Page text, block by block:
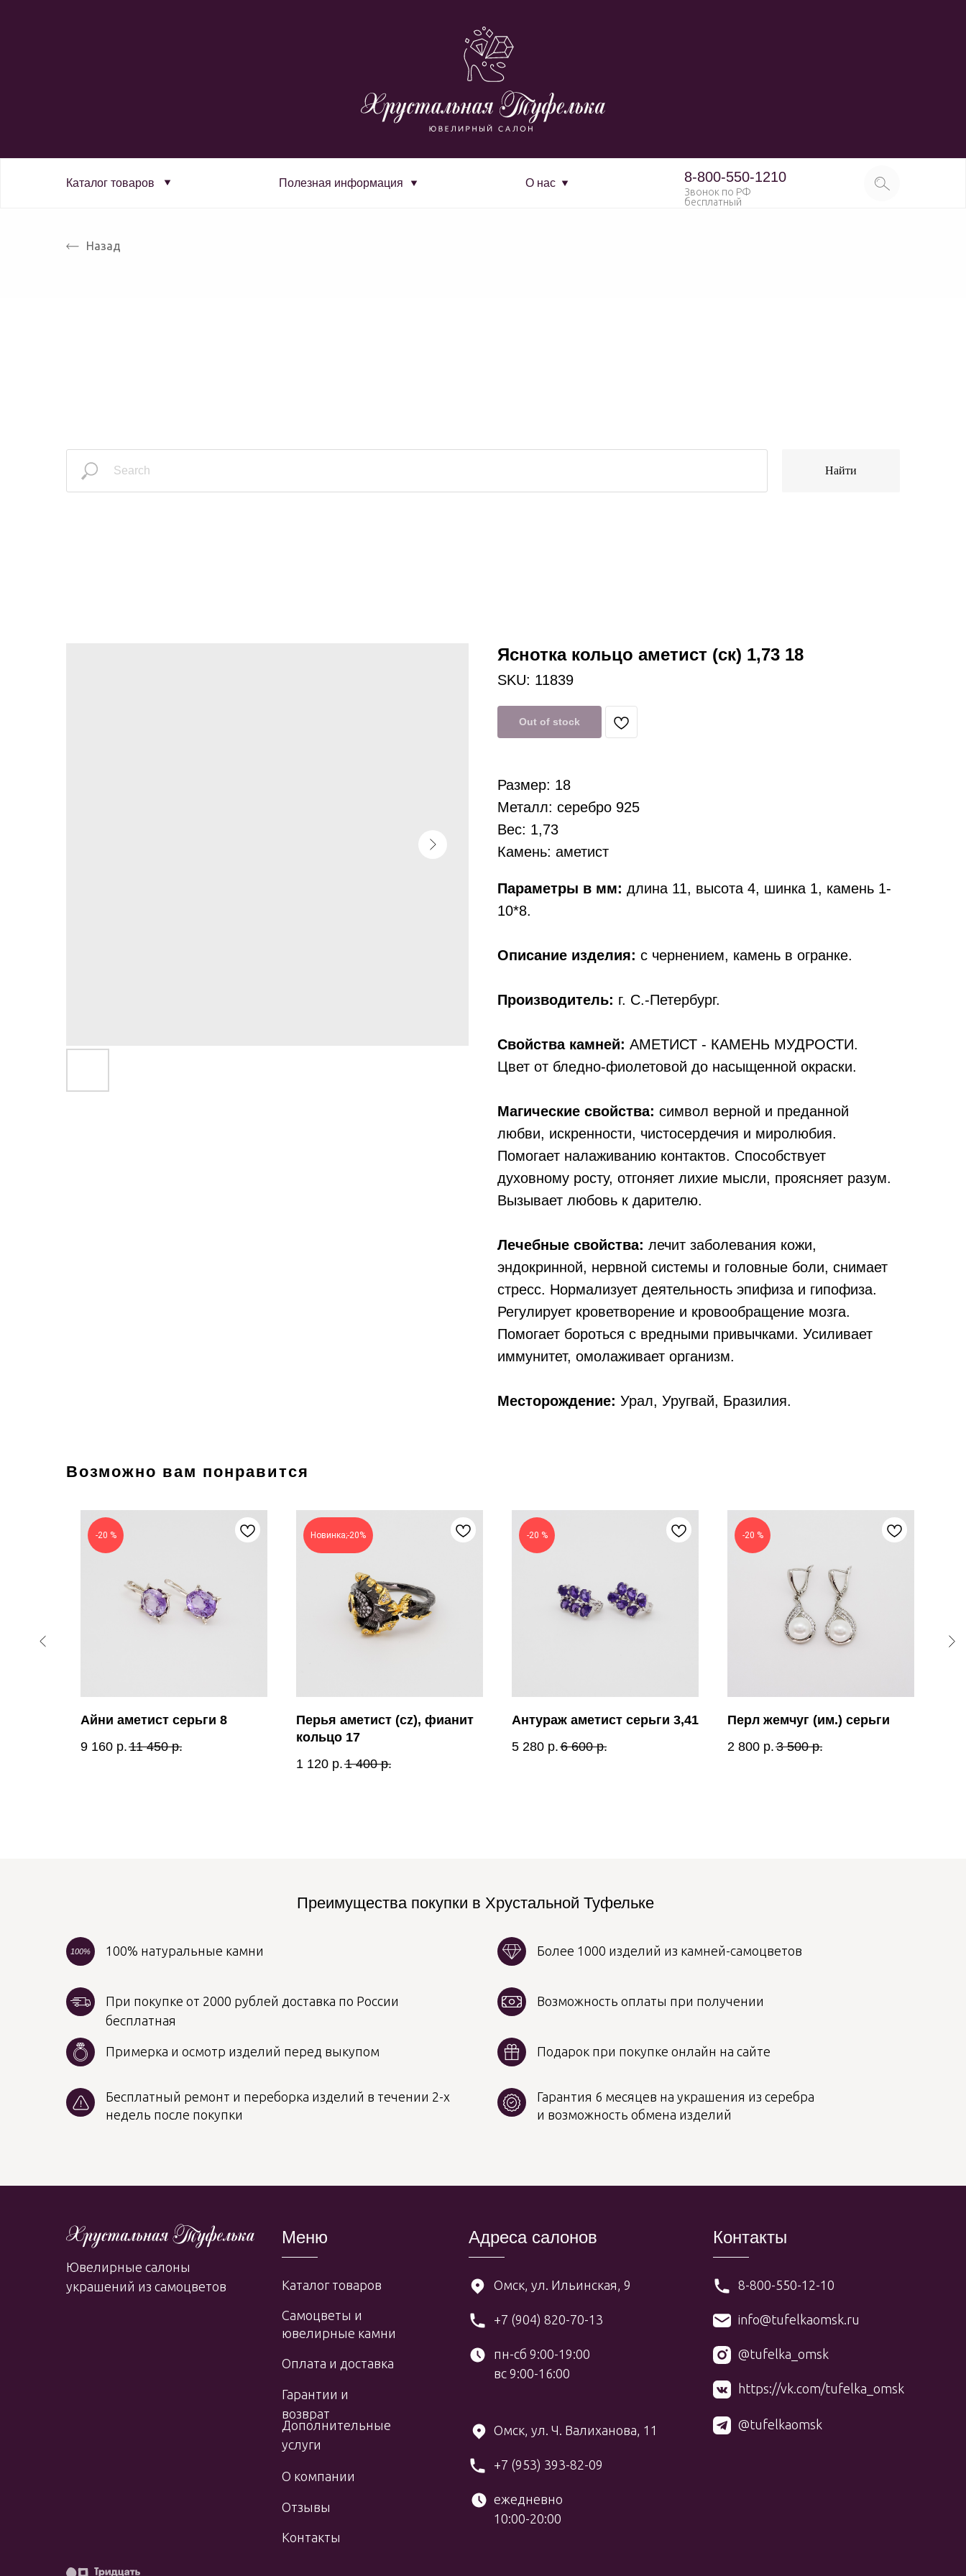
Каталог товаров Полезная информация О нас 8-800-550-1210
Звонок по РФ
бесплатный
Назад
Найти
Яснотка кольцо аметист (ск) 1,73 18
SKU: 11839
Out of stock
Параметры в мм: длина 11, высота 4, шинка 1, камень 1-
10*8.
Описание изделия: с чернением, камень в огранке.
Производитель: г. С.-Петербург.
Свойства камней: АМЕТИСТ - КАМЕНЬ МУДРОСТИ.
Цвет от бледно-фиолетовой до насыщенной окраски.
Магические свойства: символ верной и преданной
любви, искренности, чистосердечия и миролюбия.
Помогает налаживанию контактов. Способствует
духовному росту, отгоняет лихие мысли, проясняет разум.
Вызывает любовь к дарителю.
Лечебные свойства: лечит заболевания кожи,
эндокринной, нервной системы и головные боли, снимает
стресс. Нормализует деятельность эпифиза и гипофиза.
Регулирует кроветворение и кровообращение мозга.
Помогает бороться с вредными привычками. Усиливает
иммунитет, омолаживает организм.
Месторождение: Урал, Уругвай, Бразилия.
Размер: 18
Металл: серебро 925
Вес: 1,73
Камень: аметист
Возможно вам понравится
-20 %
Айни аметист серьги 8
9 160 р. 11 450 р.
Новинка;-20%
Перья аметист (cz), фианит
кольцо 17
1 120 р. 1 400 р.
-20 %
Антураж аметист серьги 3,41
5 280 р. 6 600 р.
-20 %
Перл жемчуг (им.) серьги
2 800 р. 3 500 р.
100% натуральные камни
100%
Преимущества покупки в Хрустальной Туфельке
Бесплатный ремонт и переборка изделий в течении 2-х
недель после покупки
Примерка и осмотр изделий перед выкупом
Более 1000 изделий из камней-самоцветов
Гарантия 6 месяцев на украшения из серебра
и возможность обмена изделий
Возможность оплаты при получении
При покупке от 2000 рублей доставка по России
бесплатная
Подарок при покупке онлайн на сайте
Меню
Каталог товаров
Самоцветы и
ювелирные камни
Оплата и доставка
Адреса салонов
+7 (904) 820-70-13
пн-сб 9:00-19:00
вс 9:00-16:00
Омск, ул. Ильинская, 9
Ювелирные салоны
украшений из самоцветов
+7 (953) 393-82-09
ежедневно
10:00-20:00
Омск, ул. Ч. Валиханова, 11
Контакты
@tufelka_omsk
https://vk.com/tufelka_omsk
Гарантии и
возврат
Дополнительные
услуги
О компании
Отзывы
Контакты
@tufelkaomsk
8-800-550-12-10
info@tufelkaomsk.ru